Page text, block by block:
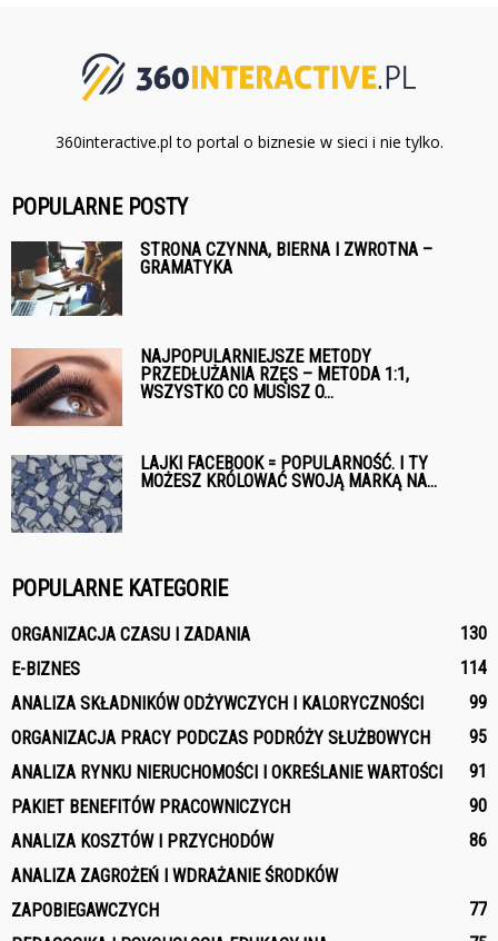
360interactive.pl to portal o biznesie w sieci i nie tylko.
POPULARNE POSTY
STRONA CZYNNA, BIERNA I ZWROTNA –
GRAMATYKA
NAJPOPULARNIEJSZE METODY
PRZEDŁUŻANIA RZĘS – METODA 1:1,
WSZYSTKO CO MUSISZ O...
LAJKI FACEBOOK = POPULARNOŚĆ. I TY
MOŻESZ KRÓLOWAĆ SWOJĄ MARKĄ NA...
POPULARNE KATEGORIE
ORGANIZACJA CZASU I ZADANIA
130
E-BIZNES
114
ANALIZA SKŁADNIKÓW ODŻYWCZYCH I KALORYCZNOŚCI
99
ORGANIZACJA PRACY PODCZAS PODRÓŻY SŁUŻBOWYCH
95
ANALIZA RYNKU NIERUCHOMOŚCI I OKREŚLANIE WARTOŚCI
91
PAKIET BENEFITÓW PRACOWNICZYCH
90
ANALIZA KOSZTÓW I PRZYCHODÓW
86
ANALIZA ZAGROŻEŃ I WDRAŻANIE ŚRODKÓW
ZAPOBIEGAWCZYCH
77